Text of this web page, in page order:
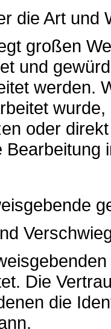
die Art und
großen
und
werden.
oder
Bearbeitung
Die
die